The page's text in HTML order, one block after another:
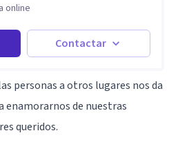
online
Contactar
personas a otros lugares nos da
enamorarnos de nuestras
queridos.